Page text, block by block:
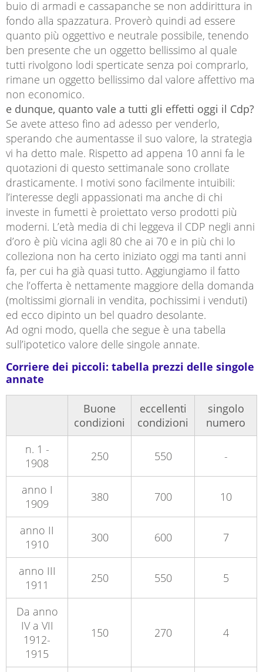
buio di armadi e cassapanche se non addirittura in
fondo alla spazzatura. Proverò quindi ad essere
quanto più oggettivo e neutrale possibile, tenendo
ben presente che un oggetto bellissimo al quale
tutti rivolgono lodi sperticate senza poi comprarlo,
rimane un oggetto bellissimo dal valore affettivo ma
non economico.
e dunque, quanto vale a tutti gli effetti oggi il Cdp?
Se avete atteso fino ad adesso per venderlo,
sperando che aumentasse il suo valore, la strategia
vi ha detto male. Rispetto ad appena 10 anni fa le
quotazioni di questo settimanale sono crollate
drasticamente. I motivi sono facilmente intuibili:
l’interesse degli appassionati ma anche di chi
investe in fumetti è proiettato verso prodotti più
moderni. L’età media di chi leggeva il CDP negli anni
d’oro è più vicina agli 80 che ai 70 e in più chi lo
colleziona non ha certo iniziato oggi ma tanti anni
fa, per cui ha già quasi tutto. Aggiungiamo il fatto
che l’offerta è nettamente maggiore della domanda
(moltissimi giornali in vendita, pochissimi i venduti)
ed ecco dipinto un bel quadro desolante.
Ad ogni modo, quella che segue è una tabella
sull’ipotetico valore delle singole annate.
Corriere dei piccoli: tabella prezzi delle singole
annate
Buone
condizioni
eccellenti
condizioni
singolo
numero
n. 1 -
1908
250 550 -
anno I
1909
380 700 10
anno II
1910
300 600 7
anno III
1911
250 550 5
Da anno
IV a VII
1912-
1915
150 270 4